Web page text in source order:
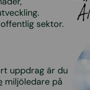
sektor.
uppdrag är du
miljöledare på